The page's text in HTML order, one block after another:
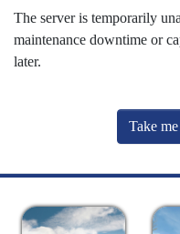
The server is temporarily
maintenance downtime or
later.
Take